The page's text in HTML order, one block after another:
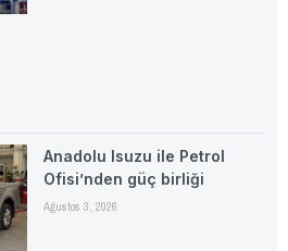
Anadolu Isuzu ile Petrol
Ofisi’nden güç birliği
Ağustos 3, 2026